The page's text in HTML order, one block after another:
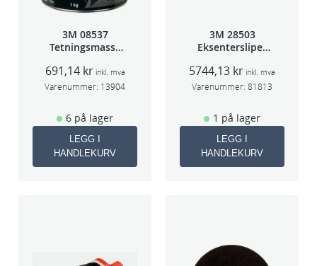
3M 08537
Tetningsmasse
691,14 kr inkl. mva
Varenummer: 13904
6 på lager
LEGG I
HANDLEKURV
3M 28503
Eksentersliper
5mm slag
75mm
5744,13 kr inkl. mva
Varenummer: 81813
1 på lager
LEGG I
HANDLEKURV